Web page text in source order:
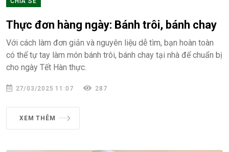
Thực đơn hàng ngày: Bánh trôi, bánh chay
Với cách làm đơn giản và nguyên liệu dễ tìm, bạn hoàn toàn
có thể tự tay làm món bánh trôi, bánh chay tại nhà để chuẩn bị
cho ngày Tết Hàn thực.
27/03/2025 11:07 287
XEM THÊM